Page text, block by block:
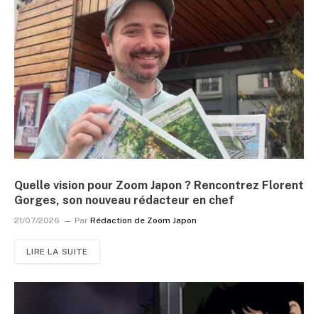
Quelle vision pour Zoom Japon ? Rencontrez Florent
Gorges, son nouveau rédacteur en chef
21/07/2026 Par Rédaction de Zoom Japon
LIRE LA SUITE